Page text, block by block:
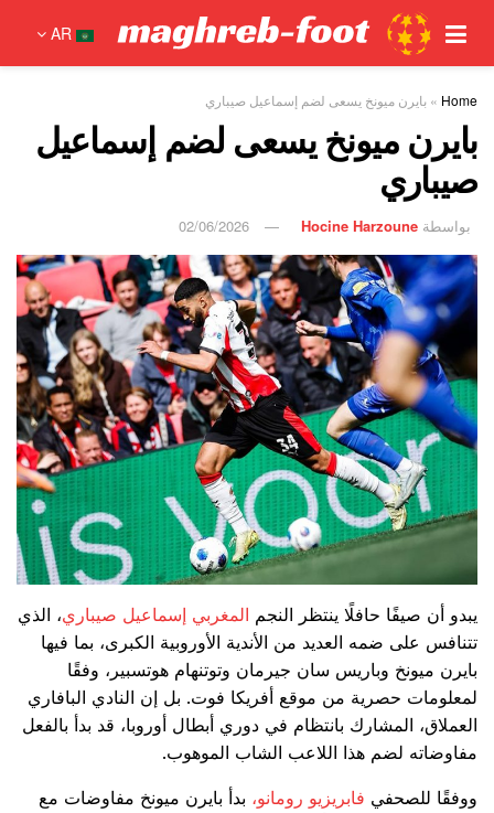
AR
Home
» بايرن ميونخ يسعى لضم إسماعيل صيباري
بايرن ميونخ يسعى لضم إسماعيل
صيباري
بواسطة Hocine Harzoune
02/06/2026
يبدو أن صيفًا حافلًا ينتظر النجم المغربي إسماعيل صيباري، الذي
تتنافس على ضمه العديد من الأندية الأوروبية الكبرى، بما فيها
بايرن ميونخ وباريس سان جيرمان وتوتنهام هوتسبير، وفقًا
لمعلومات حصرية من موقع أفريكا فوت. بل إن النادي البافاري
العملاق، المشارك بانتظام في دوري أبطال أوروبا، قد بدأ بالفعل
مفاوضاته لضم هذا اللاعب الشاب الموهوب.
ووفقًا للصحفي فابريزيو رومانو، بدأ بايرن ميونخ مفاوضات مع